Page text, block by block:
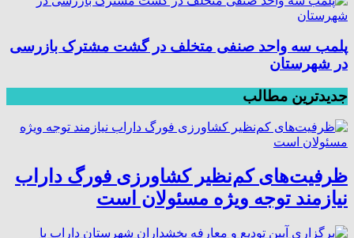
پلمب سه واحد صنفی متخلف در گشت مشترک بازرسی
در شهرستان
جدیدترین مطالب
ظرفیت‌های کم‌نظیر کشاورزی فورگ داراب
نیازمند توجه ویژه مسئولان است